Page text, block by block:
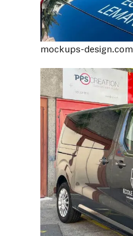
mockups-design.com